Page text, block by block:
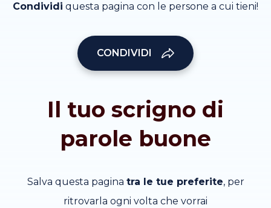
Condividi questa pagina con le persone a cui tieni!
CONDIVIDI
Il tuo scrigno di
parole buone
Salva questa pagina tra le tue preferite, per
ritrovarla ogni volta che vorrai